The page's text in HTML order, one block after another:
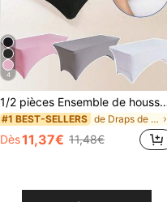
4
1/2 pièces Ensemble de housse de lit élastique pour cils 6ft + bonnet, drap
#1 BEST-SELLERS de Draps de table de massage et housses d'appui-tê
Dès11,37€ 11,48€